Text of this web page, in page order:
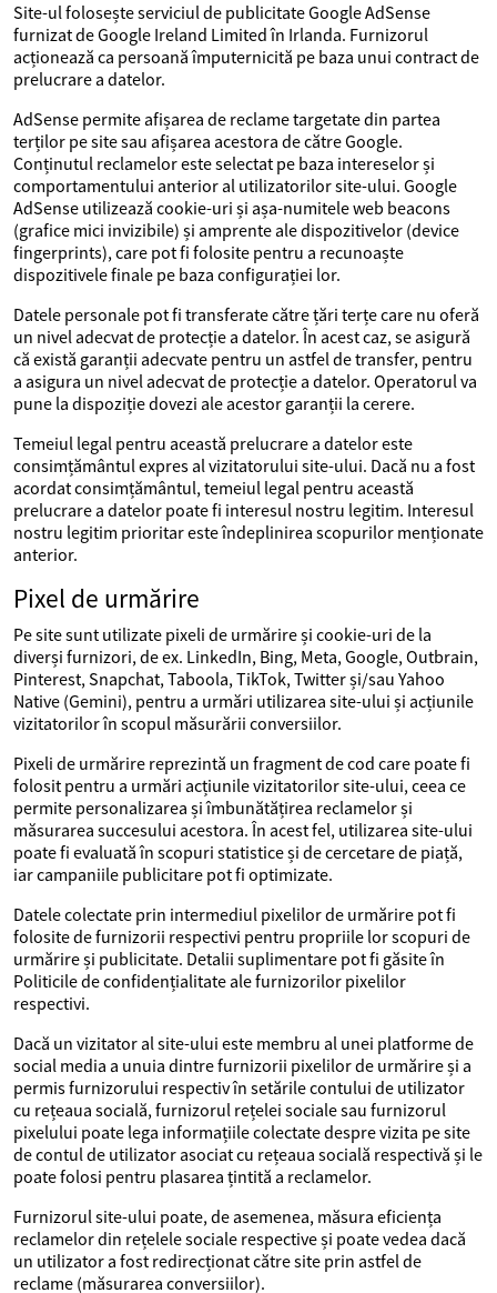
Site-ul folosește serviciul de publicitate Google AdSense
furnizat de Google Ireland Limited în Irlanda. Furnizorul
acționează ca persoană împuternicită pe baza unui contract de
prelucrare a datelor.
AdSense permite afișarea de reclame targetate din partea
terților pe site sau afișarea acestora de către Google.
Conținutul reclamelor este selectat pe baza intereselor și
comportamentului anterior al utilizatorilor site-ului. Google
AdSense utilizează cookie-uri și așa-numitele web beacons
(grafice mici invizibile) și amprente ale dispozitivelor (device
fingerprints), care pot fi folosite pentru a recunoaște
dispozitivele finale pe baza configurației lor.
Datele personale pot fi transferate către țări terțe care nu oferă
un nivel adecvat de protecție a datelor. În acest caz, se asigură
că există garanții adecvate pentru un astfel de transfer, pentru
a asigura un nivel adecvat de protecție a datelor. Operatorul va
pune la dispoziție dovezi ale acestor garanții la cerere.
Temeiul legal pentru această prelucrare a datelor este
consimțământul expres al vizitatorului site-ului. Dacă nu a fost
acordat consimțământul, temeiul legal pentru această
prelucrare a datelor poate fi interesul nostru legitim. Interesul
nostru legitim prioritar este îndeplinirea scopurilor menționate
anterior.
Pixel de urmărire
Pe site sunt utilizate pixeli de urmărire și cookie-uri de la
diverși furnizori, de ex. LinkedIn, Bing, Meta, Google, Outbrain,
Pinterest, Snapchat, Taboola, TikTok, Twitter și/sau Yahoo
Native (Gemini), pentru a urmări utilizarea site-ului și acțiunile
vizitatorilor în scopul măsurării conversiilor.
Pixeli de urmărire reprezintă un fragment de cod care poate fi
folosit pentru a urmări acțiunile vizitatorilor site-ului, ceea ce
permite personalizarea și îmbunătățirea reclamelor și
măsurarea succesului acestora. În acest fel, utilizarea site-ului
poate fi evaluată în scopuri statistice și de cercetare de piață,
iar campaniile publicitare pot fi optimizate.
Datele colectate prin intermediul pixelilor de urmărire pot fi
folosite de furnizorii respectivi pentru propriile lor scopuri de
urmărire și publicitate. Detalii suplimentare pot fi găsite în
Politicile de confidențialitate ale furnizorilor pixelilor
respectivi.
Dacă un vizitator al site-ului este membru al unei platforme de
social media a unuia dintre furnizorii pixelilor de urmărire și a
permis furnizorului respectiv în setările contului de utilizator
cu rețeaua socială, furnizorul rețelei sociale sau furnizorul
pixelului poate lega informațiile colectate despre vizita pe site
de contul de utilizator asociat cu rețeaua socială respectivă și le
poate folosi pentru plasarea țintită a reclamelor.
Furnizorul site-ului poate, de asemenea, măsura eficiența
reclamelor din rețelele sociale respective și poate vedea dacă
un utilizator a fost redirecționat către site prin astfel de
reclame (măsurarea conversiilor).